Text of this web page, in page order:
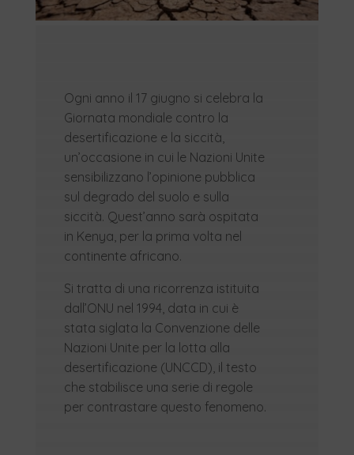
Ogni anno il 17 giugno si celebra la
Giornata mondiale contro la
desertificazione e la siccità,
un’occasione in cui le Nazioni Unite
sensibilizzano l’opinione pubblica
sul degrado del suolo e sulla
siccità. Quest’anno sarà ospitata
in Kenya, per la prima volta nel
continente africano.
Si tratta di una ricorrenza istituita
dall’ONU nel 1994, data in cui è
stata siglata la Convenzione delle
Nazioni Unite per la lotta alla
desertificazione (UNCCD), il testo
che stabilisce una serie di regole
per contrastare questo fenomeno.